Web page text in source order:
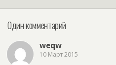
Один комментарий
weqw
10 Март 2015